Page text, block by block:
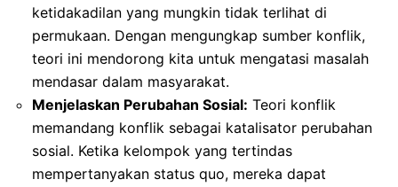
ketidakadilan yang mungkin tidak terlihat di
permukaan. Dengan mengungkap sumber konflik,
teori ini mendorong kita untuk mengatasi masalah
mendasar dalam masyarakat.
Menjelaskan Perubahan Sosial: Teori konflik
memandang konflik sebagai katalisator perubahan
sosial. Ketika kelompok yang tertindas
mempertanyakan status quo, mereka dapat